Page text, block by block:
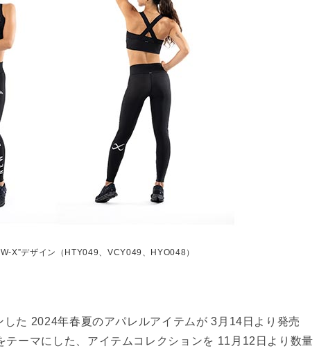
X”デザイン（HTY049、VCY049、HYO048）
た 2024年春夏のアパレルアイテムが 3月14日より発売
ーマにした、アイテムコレクションを 11月12日より数量